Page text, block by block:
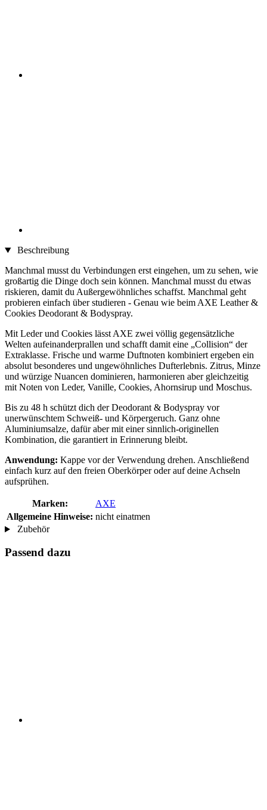
Beschreibung
Manchmal musst du Verbindungen erst eingehen, um zu sehen, wie
großartig die Dinge doch sein können. Manchmal musst du etwas
riskieren, damit du Außergewöhnliches schaffst. Manchmal geht
probieren einfach über studieren - Genau wie beim AXE Leather &
Cookies Deodorant & Bodyspray.
Mit Leder und Cookies lässt AXE zwei völlig gegensätzliche
Welten aufeinanderprallen und schafft damit eine „Collision“ der
Extraklasse. Frische und warme Duftnoten kombiniert ergeben ein
absolut besonderes und ungewöhnliches Dufterlebnis. Zitrus, Minze
und würzige Nuancen dominieren, harmonieren aber gleichzeitig
mit Noten von Leder, Vanille, Cookies, Ahornsirup und Moschus.
Bis zu 48 h schützt dich der Deodorant & Bodyspray vor
unerwünschtem Schweiß- und Körpergeruch. Ganz ohne
Aluminiumsalze, dafür aber mit einer sinnlich-originellen
Kombination, die garantiert in Erinnerung bleibt.
Anwendung: Kappe vor der Verwendung drehen. Anschließend
einfach kurz auf den freien Oberkörper oder auf deine Achseln
aufsprühen.
Marken:
AXE
Allgemeine Hinweise: nicht einatmen
Zubehör
Passend dazu